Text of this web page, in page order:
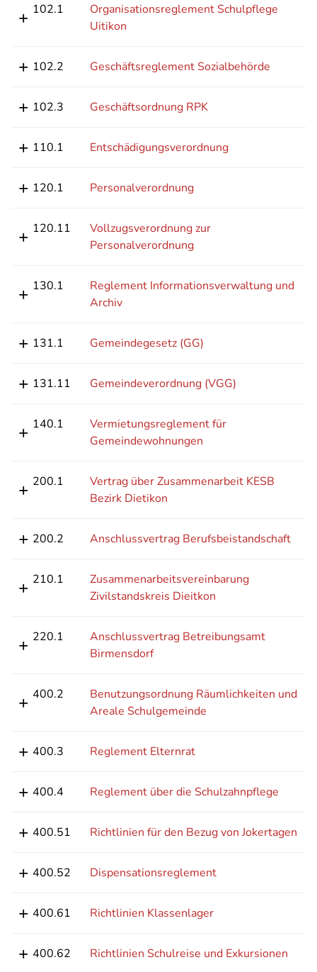
102.1
Organisationsreglement Schulpflege
Uitikon
102.2 Geschäftsreglement Sozialbehörde
102.3 Geschäftsordnung RPK
110.1 Entschädigungsverordnung
120.1 Personalverordnung
120.11
Vollzugsverordnung zur
Personalverordnung
130.1
Reglement Informationsverwaltung und
Archiv
131.1 Gemeindegesetz (GG)
131.11 Gemeindeverordnung (VGG)
140.1
Vermietungsreglement für
Gemeindewohnungen
200.1
Vertrag über Zusammenarbeit KESB
Bezirk Dietikon
200.2 Anschlussvertrag Berufsbeistandschaft
210.1
Zusammenarbeitsvereinbarung
Zivilstandskreis Dieitkon
220.1
Anschlussvertrag Betreibungsamt
Birmensdorf
400.2
Benutzungsordnung Räumlichkeiten und
Areale Schulgemeinde
400.3 Reglement Elternrat
400.4 Reglement über die Schulzahnpflege
400.51 Richtlinien für den Bezug von Jokertagen
400.52 Dispensationsreglement
400.61 Richtlinien Klassenlager
400.62 Richtlinien Schulreise und Exkursionen